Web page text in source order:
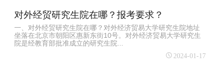
对外经贸研究生院在哪？报考要求？
一、对外经贸研究生院在哪？对外经济贸易大学研究生院地址
坐落在北京市朝阳区惠新东街10号。对外经济贸易大学研究生
院是经教育部批准成立的研究生院...
2024-01-17